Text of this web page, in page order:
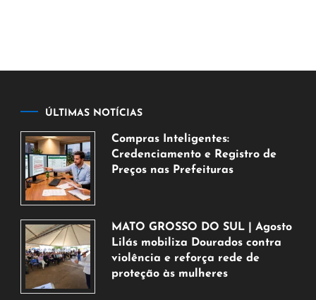
ÚLTIMAS NOTÍCIAS
Compras Inteligentes:
Credenciamento e Registro de
Preços nas Prefeituras
agosto
de
2026
MATO GROSSO DO SUL | Agosto
Lilás mobiliza Dourados contra
violência e reforça rede de
proteção às mulheres